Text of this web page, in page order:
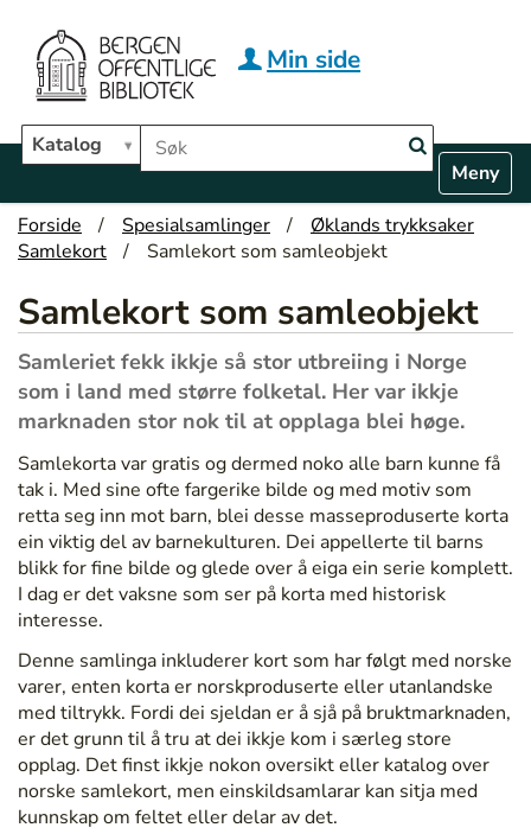
Hopp til hovedinnhold
Søk i biblioteket
Katalog
Min side
v
Toggle
Forside Spesialsamlinger
Øklands trykksaker
Samlekort
Samlekort som samleobjekt
Samlekort som samleobjekt
Samleriet fekk ikkje så stor utbreiing i Norge
som i land med større folketal. Her var ikkje
marknaden stor nok til at opplaga blei høge.
Samlekorta var gratis og dermed noko alle barn kunne få
tak i. Med sine ofte fargerike bilde og med motiv som
retta seg inn mot barn, blei desse masseproduserte korta
ein viktig del av barnekulturen. Dei appellerte til barns
blikk for fine bilde og glede over å eiga ein serie komplett.
I dag er det vaksne som ser på korta med historisk
interesse.
Denne samlinga inkluderer kort som har følgt med norske
varer, enten korta er norskproduserte eller utanlandske
med tiltrykk. Fordi dei sjeldan er å sjå på bruktmarknaden,
er det grunn til å tru at dei ikkje kom i særleg store
opplag. Det finst ikkje nokon oversikt eller katalog over
norske samlekort, men einskildsamlarar kan sitja med
kunnskap om feltet eller delar av det.